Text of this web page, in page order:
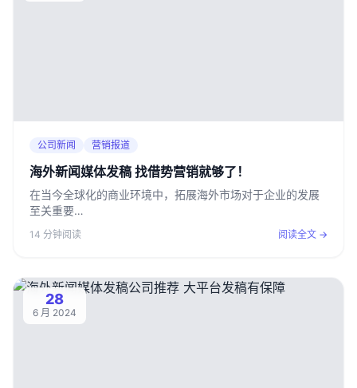
公司新闻 营销报道
海外新闻媒体发稿 找借势营销就够了！
在当今全球化的商业环境中，拓展海外市场对于企业的发展
至关重要…
14 分钟阅读 阅读全文 →
28
6 月 2024